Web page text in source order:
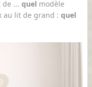
... quel modèle
au lit de grand : quel